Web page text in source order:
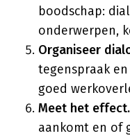
boodschap:
onderwerpen,
Organiseer
tegenspraak
goed
Meet het effect.
aankomt en of